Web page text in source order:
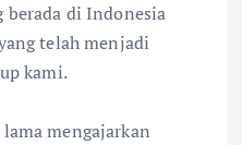
berada di Indonesia
telah menjadi
kami.
mengajarkan